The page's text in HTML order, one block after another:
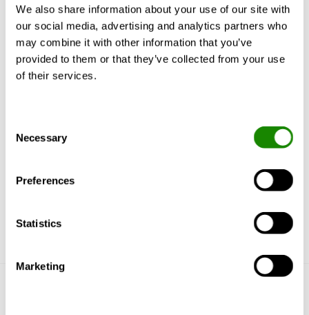
We also share information about your use of our site with
our social media, advertising and analytics partners who
may combine it with other information that you’ve
provided to them or that they’ve collected from your use
of their services.
Selection
Necessary
Preferences
Statistics
Marketing
Ilmateknikko-yhteistyön kehittämisestä
aiemmin vastannut Mikko Jokinen siirtyy
johtamaan Swegonin Kaarinan tehtaan
tuotekehitystä. Hänen tilalleen siirtyy Toni
Ojanen.